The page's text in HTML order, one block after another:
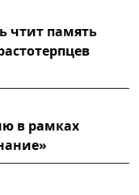
чтит память
в рамках